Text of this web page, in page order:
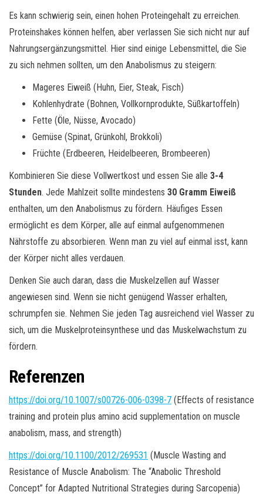
Es kann schwierig sein, einen hohen Proteingehalt zu erreichen.
Proteinshakes können helfen, aber verlassen Sie sich nicht nur auf
Nahrungsergänzungsmittel. Hier sind einige Lebensmittel, die Sie
zu sich nehmen sollten, um den Anabolismus zu steigern:
Mageres Eiweiß (Huhn, Eier, Steak, Fisch)
Kohlenhydrate (Bohnen, Vollkornprodukte, Süßkartoffeln)
Fette (Öle, Nüsse, Avocado)
Gemüse (Spinat, Grünkohl, Brokkoli)
Früchte (Erdbeeren, Heidelbeeren, Brombeeren)
Kombinieren Sie diese Vollwertkost und essen Sie alle 3-4
Stunden. Jede Mahlzeit sollte mindestens 30 Gramm Eiweiß
enthalten, um den Anabolismus zu fördern. Häufiges Essen
ermöglicht es dem Körper, alle auf einmal aufgenommenen
Nährstoffe zu absorbieren. Wenn man zu viel auf einmal isst, kann
der Körper nicht alles verdauen.
Denken Sie auch daran, dass die Muskelzellen auf Wasser
angewiesen sind. Wenn sie nicht genügend Wasser erhalten,
schrumpfen sie. Nehmen Sie jeden Tag ausreichend viel Wasser zu
sich, um die Muskelproteinsynthese und das Muskelwachstum zu
fördern.
Referenzen
https://doi.org/10.1007/s00726-006-0398-7 (Effects of resistance
training and protein plus amino acid supplementation on muscle
anabolism, mass, and strength)
https://doi.org/10.1100/2012/269531 (Muscle Wasting and
Resistance of Muscle Anabolism: The “Anabolic Threshold
Concept” for Adapted Nutritional Strategies during Sarcopenia)